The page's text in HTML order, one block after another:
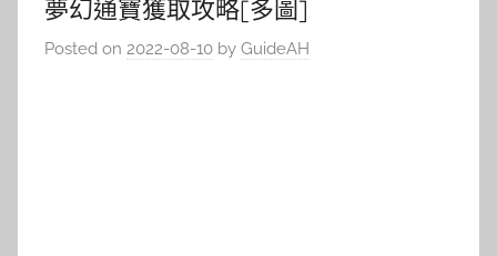
夢幻通寶獲取攻略[多圖]
Posted on 2022-08-10 by GuideAH